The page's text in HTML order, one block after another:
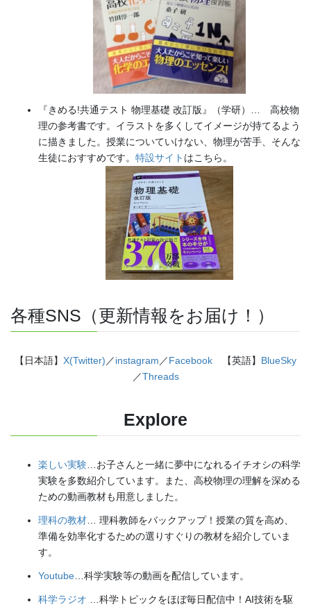
『きめる!共通テスト 物理基礎 改訂版』（学研）… 高校物
理の参考書です。イラストを多くしてイメージが持てるよう
に描きました。授業についていけない、物理が苦手、そんな
生徒におすすめです。 特設サイト はこちら。
各種SNS（更新情報をお届け！）
【日本語】 X(Twitter) ／instagram ／Facebook 【英語】 BlueSky
／Threads
Explore
楽しい実験 …お子さんと一緒に夢中になれるイチオシの科学
実験を多数紹介しています。また、高校物理の理解を深める
ための動画教材も用意しました。
理科の教材 … 理科教師をバックアップ！授業の質を高め、
準備を効率化するための選りすぐりの教材を紹介していま
す。
Youtube …科学実験等の動画を配信しています。
科学ラジオ …科学トピックをほぼ毎日配信中！AI技術を駆